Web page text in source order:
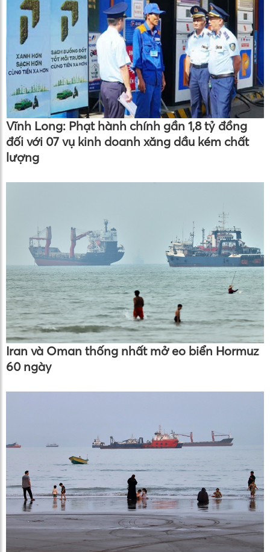
Vĩnh Long: Phạt hành chính gần 1,8 tỷ đồng
đối với 07 vụ kinh doanh xăng dầu kém chất
lượng
Iran và Oman thống nhất mở eo biển Hormuz
60 ngày